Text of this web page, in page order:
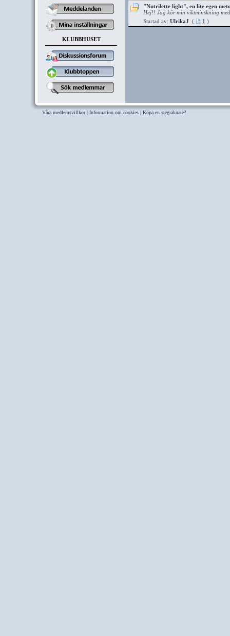
KLUBBHUSET
"Nutrilette light", en lite egen
Hej!! Jag kör min viktminskning
Startad av: UlrikaJ ( 1 )
Våra medlemsvillkor| Information om cookies | Köpa en stegräknare?